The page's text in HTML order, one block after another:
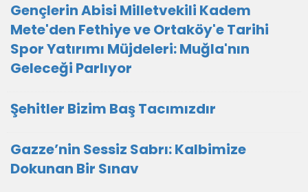
Gençlerin Abisi Milletvekili Kadem
Mete'den Fethiye ve Ortaköy'e Tarihi
Spor Yatırımı Müjdeleri: Muğla'nın
Geleceği Parlıyor
Şehitler Bizim Baş Tacımızdır
Gazze’nin Sessiz Sabrı: Kalbimize
Dokunan Bir Sınav